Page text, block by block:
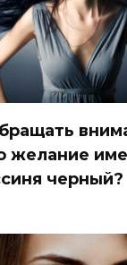
желание
черный?